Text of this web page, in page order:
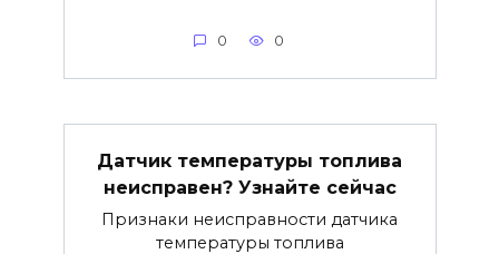
0 0
Датчик температуры топлива
неисправен? Узнайте сейчас
Признаки неисправности датчика
температуры топлива